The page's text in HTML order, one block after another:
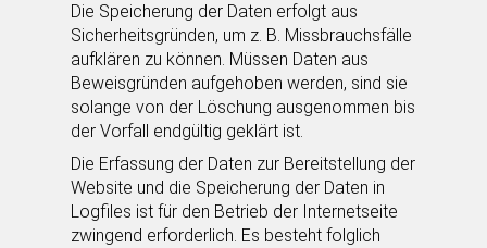
Die Speicherung der Daten erfolgt aus
Sicherheitsgründen, um z. B. Missbrauchsfälle
aufklären zu können. Müssen Daten aus
Beweisgründen aufgehoben werden, sind sie
solange von der Löschung ausgenommen bis
der Vorfall endgültig geklärt ist.
Die Erfassung der Daten zur Bereitstellung der
Website und die Speicherung der Daten in
Logfiles ist für den Betrieb der Internetseite
zwingend erforderlich. Es besteht folglich